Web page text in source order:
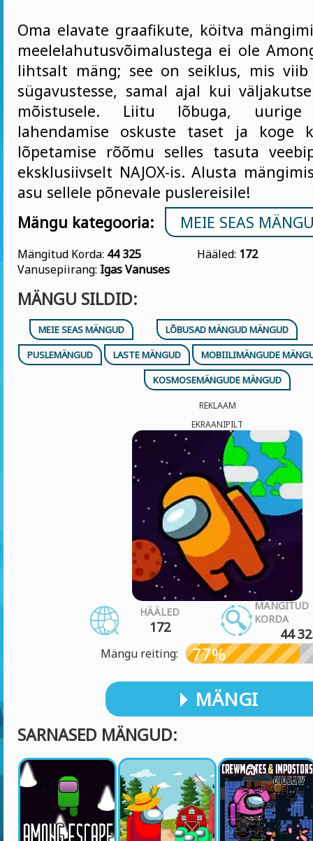
Oma elavate graafikute, köitva
meelelahutusvõimalustega ei ole
lihtsalt mäng; see on seiklus, mis viib
sügavustesse, samal ajal kui
mõistusele. Liitu lõbuga,
lahendamise oskuste taset ja koge
lõpetamise rõõmu selles tasuta
eksklusiivselt NAJOX-is. Alusta
asu sellele põnevale puslereisile!
Mängu kategooria:
MEIE SEAS
Mängitud Korda: 44 325 Hääled: 172
Vanusepiirang: Igas Vanuses
MÄNGU SILDID:
MEIE SEAS MÄNGUD
LÕBUSAD MÄNGUD MÄNGUD
PUSLEMÄNGUD
LASTE MÄNGUD
MOBIILIMÄNGUDE
KOSMOSEMÄNGUDE MÄNGUD
REKLAAM
EKRAANIPILT
HÄÄLED
172
MÄNGITUD
KORDA
44
Mängu reiting: 77%
MÄNGI
SARNASED MÄNGUD: